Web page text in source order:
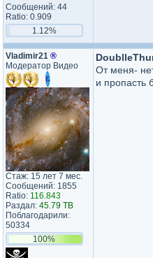
Сообщений: 44
Ratio: 0.909
1.12%
Vladimir21 ®
Модератор Видео
Стаж: 15 лет 7 мес.
Сообщений: 1855
Ratio: 116.843
Раздал: 45.79 TB
Поблагодарили:
50334
100%
От меня-
и пропасть